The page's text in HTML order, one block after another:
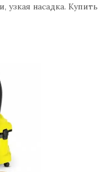
узкая насадка. Купить